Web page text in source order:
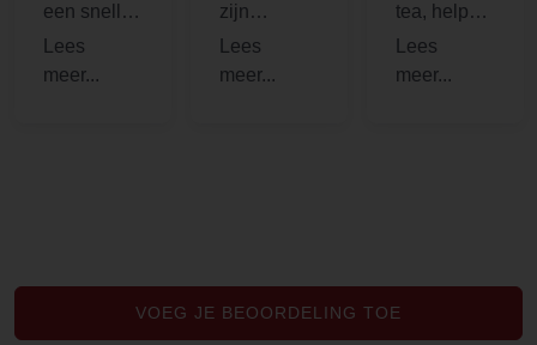
een snelle
en fijne
service,
zijn
bedrijven
nogal sluw.
tea, helps
me with
hormonal
VOEG JE BEOORDELING TOE